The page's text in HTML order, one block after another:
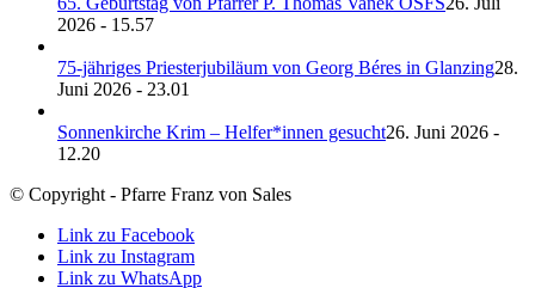
2026 - 15.57
75-jähriges Priesterjubiläum von Georg Béres in Glanzing28.
Juni 2026 - 23.01
Sonnenkirche Krim – Helfer*innen gesucht26. Juni 2026 -
12.20
© Copyright - Pfarre Franz von Sales
Link zu Facebook
Link zu Instagram
Link zu WhatsApp